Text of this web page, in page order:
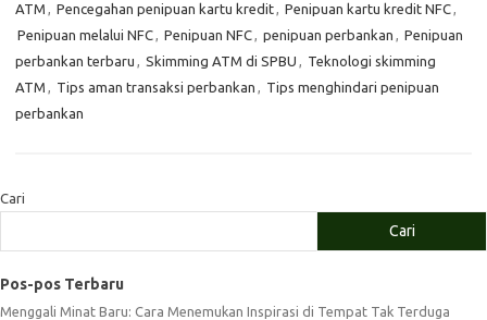
ATM , Pencegahan penipuan kartu kredit, Penipuan kartu kredit NFC,
Penipuan melalui NFC, Penipuan NFC, penipuan perbankan , Penipuan
perbankan terbaru , Skimming ATM di SPBU , Teknologi skimming
ATM , Tips aman transaksi perbankan , Tips menghindari penipuan
perbankan
Cari
Cari
Pos-pos Terbaru
Menggali Minat Baru: Cara Menemukan Inspirasi di Tempat Tak Terduga